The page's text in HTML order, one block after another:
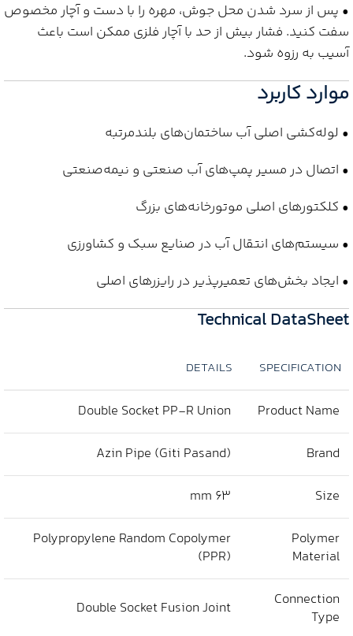
• پس از سرد شدن محل جوش، مهره را با دست و آچار مخصوص
سفت کنید. فشار بیش از حد با آچار فلزی ممکن است باعث
آسیب به رزوه شود.
موارد کاربرد
• لوله‌کشی اصلی آب ساختمان‌های بلندمرتبه
• اتصال در مسیر پمپ‌های آب صنعتی و نیمه‌صنعتی
• کلکتورهای اصلی موتورخانه‌های بزرگ
• سیستم‌های انتقال آب در صنایع سبک و کشاورزی
• ایجاد بخش‌های تعمیرپذیر در رایزرهای اصلی
Technical DataSheet
SPECIFICATION
DETAILS
Product Name
Double Socket PP-R Union
Brand
Azin Pipe (Giti Pasand)
Size
63 mm
Polymer
Material
Polypropylene Random Copolymer
(PPR)
Connection
Type
Double Socket Fusion Joint